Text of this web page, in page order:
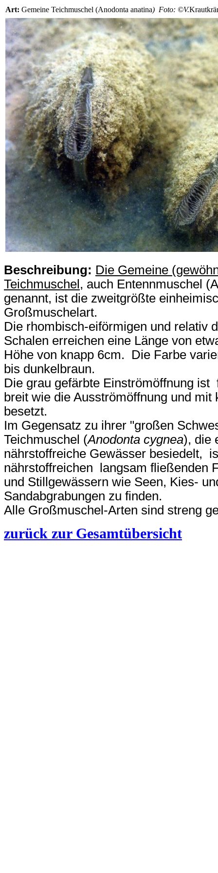
Art: Gemeine Teichmuschel (Anodonta anatina) Foto: ©V.
Beschreibung: Die Gemeine
Teichmuschel , auch Entennmuschel
genannt, ist die zweitgrößte
Großmuschelart.
Die rhombisch-eiförmigen und relativ
Schalen erreichen eine Länge von
Höhe von knapp 6cm. Die Farbe
bis dunkelbraun.
Die grau gefärbte Einströmöffnung ist
breit wie die Ausströmöffnung und mit
besetzt.
Im Gegensatz zu ihrer "großen
Teichmuschel (Anodonta cygnea), die
nährstoffreiche Gewässer besiedelt,
nährstoffreichen langsam fließenden
und Stillgewässern wie Seen, Kies-
Sandabgrabungen zu finden.
Alle Großmuschel-Arten sind streng
zurück zur Gesamtübersicht